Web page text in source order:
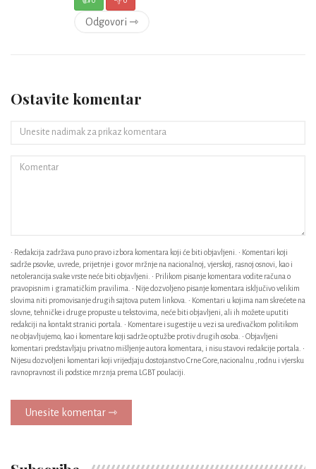
Odgovori ⇾
Ostavite komentar
• Redakcija zadržava puno pravo izbora komentara koji će biti objavljeni. • Komentari koji
sadrže psovke, uvrede, prijetnje i govor mržnje na nacionalnoj, vjerskoj, rasnoj osnovi, kao i
netolerancija svake vrste neće biti objavljeni. • Prilikom pisanje komentara vodite računa o
pravopisnim i gramatičkim pravilima. • Nije dozvoljeno pisanje komentara isključivo velikim
slovima niti promovisanje drugih sajtova putem linkova. • Komentari u kojima nam skrećete na
slovne, tehničke i druge propuste u tekstovima, neće biti objavljeni, ali ih možete uputiti
redakciji na kontakt stranici portala. • Komentare i sugestije u vezi sa uređivačkom politikom
ne objavljujemo, kao i komentare koji sadrže optužbe protiv drugih osoba. • Objavljeni
komentari predstavljaju privatno mišljenje autora komentara, i nisu stavovi redakcije portala. •
Nijesu dozvoljeni komentari koji vrijedjaju dostojanstvo Crne Gore,nacionalnu ,rodnu i vjersku
ravnopravnost ili podstice mrznja prema LGBT poulaciji.
Unesite komentar ⇾